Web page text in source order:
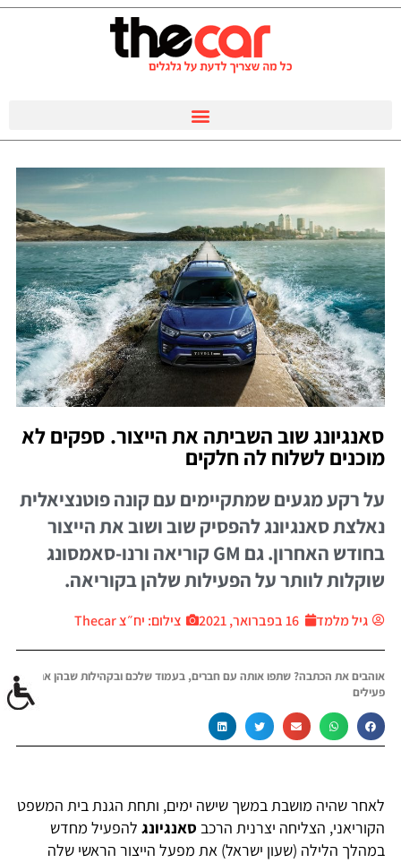
סאנגיונג שוב השביתה את הייצור. ספקים לא
מוכנים לשלוח לה חלקים
על רקע מגעים שמתקיימים עם קונה פוטנציאלית
נאלצת סאנגיונג להפסיק שוב ושוב את הייצור
בחודש האחרון. גם GM קוריאה ורנו-סאמסונג
שוקלות לוותר על הפעילות שלהן בקוריאה.
גיל מלמד 16 בפברואר, 2021 צילום: יח״צ Thecar
אוהבים את הכתבה? שתפו אותה עם חברים, בעמוד שלכם ובקהילות שבהן אתם
פעילים
לאחר שהיה מושבת במשך שישה ימים, ותחת הגנת בית המשפט
הקוריאני, הצליחה יצרנית הרכב סאנגיונג להפעיל מחדש
במהלך הלילה (שעון ישראל) את מפעל הייצור הראשי שלה